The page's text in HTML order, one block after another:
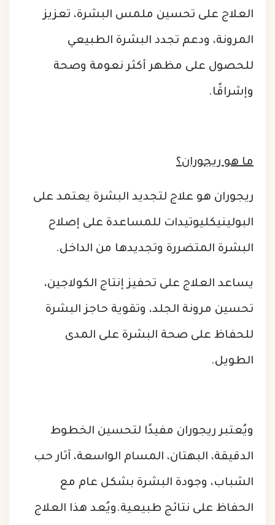
العلاج على تحسين ملمس البشرة، تعزيز
المرونة، ودعم تجدد البشرة الطبيعي
للحصول على مظهر أكثر نعومة وصحة
وإشراقًا.
ما هو ريجوران؟
ريجوران هو علاج لتجديد البشرة يعتمد على
البولينيكليوتيدات للمساعدة على إصلاح
البشرة المتضررة وتجديدها من الداخل.
يساعد العلاج على تحفيز إنتاج الكولاجين،
تحسين مرونة الجلد، وتقوية حاجز البشرة
للحفاظ على صحة البشرة على المدى
الطويل.
ويُعتبر ريجوران مفيدًا لتحسين الخطوط
الدقيقة، البهتان، المسام الواسعة، آثار حب
الشباب، وجودة البشرة بشكل عام مع
الحفاظ على نتائج طبيعية. ويُعد هذا العلاج